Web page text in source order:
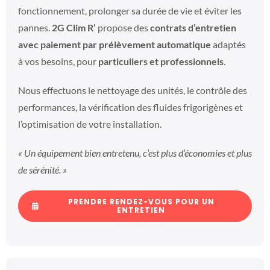
fonctionnement, prolonger sa durée de vie et éviter les
pannes. 2G Clim R’ propose descontrats d’entretien
avec paiement par prélèvement automatique adaptés
à vos besoins, pour particuliers et professionnels.
Nous effectuons le nettoyage des unités, le contrôle des
performances, la vérification des fluides frigorigènes et
l’optimisation de votre installation.
« Un équipement bien entretenu, c’est plus d’économies et plus
de sérénité. »
PRENDRE RENDEZ-VOUS POUR UN
ENTRETIEN